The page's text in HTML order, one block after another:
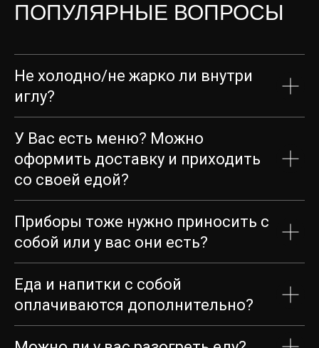
ПОПУЛЯРНЫЕ ВОПРОСЫ
Не холодно/не жарко ли внутри
иглу?
У Вас есть меню? Можно
оформить доставку и приходить
со своей едой?
Приборы тоже нужно приносить с
собой или у вас они есть?
Еда и напитки с собой
оплачиваются дополнительно?